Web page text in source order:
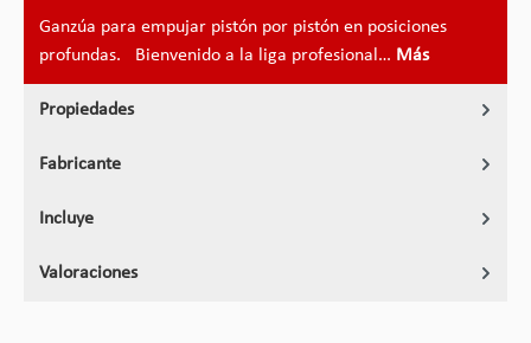
Ganzúa para empujar pistón por pistón en posiciones
profundas. Bienvenido a la liga profesional… Más
Propiedades
Fabricante
Incluye
Valoraciones